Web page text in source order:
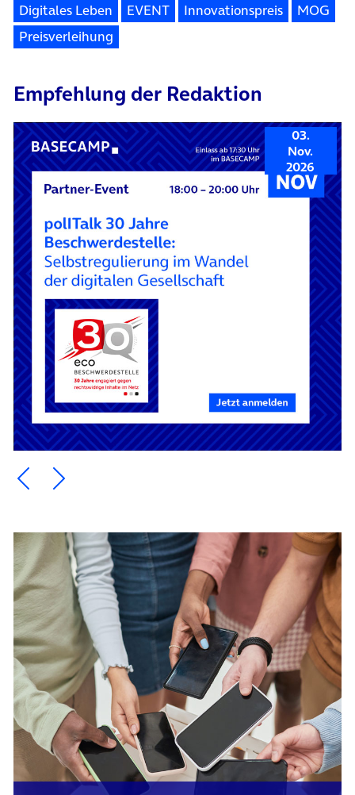
Digitales Leben EVENT Innovationspreis
MOG
Preisverleihung
Empfehlung der Redaktion
03.
Nov.
2026
Ein Element zurück blättern
Ein Element weiter blättern